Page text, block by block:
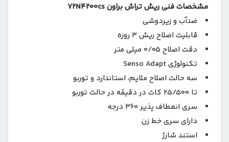
مشخصات فنی ریش تراش براون 72N4200cs
ضدآب و زیردوشی
قابلیت اصلاح ریش 3 روزه
دقت اصلاح 0/05 میلی متر
تکنولوژی Senso Adapt
سه حالت اصلاح ملایم، استاندارد و توربو
تا 25/500 کات در دقیقه در حالت توربو
سری انعطاف پذیر 360 درجه
دارای سری خط زن
استند شارژ